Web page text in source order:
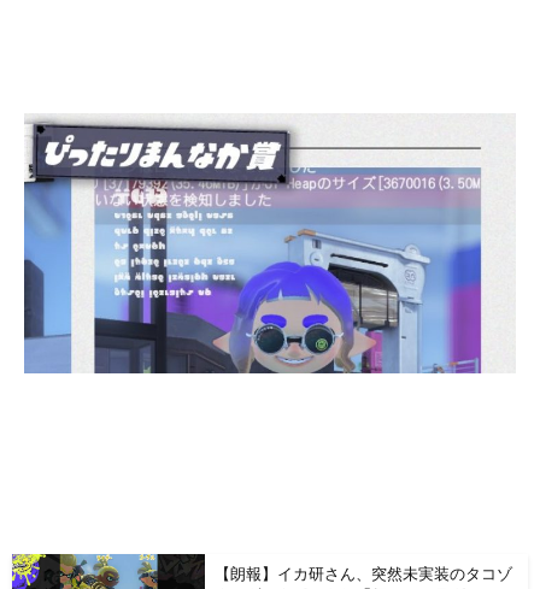
【朗報】イカ研さん、突然未実装のタコゾ